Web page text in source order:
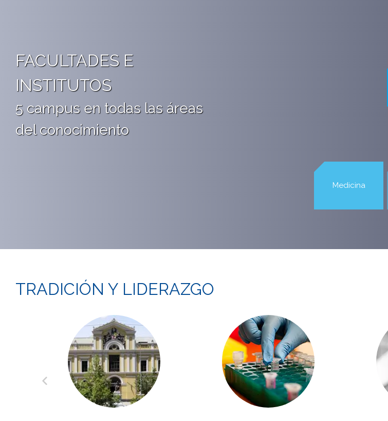
FACULTADES E
INSTITUTOS
5 campus en todas las áreas
del conocimiento
Medicina
TRADICIÓN Y LIDERAZGO